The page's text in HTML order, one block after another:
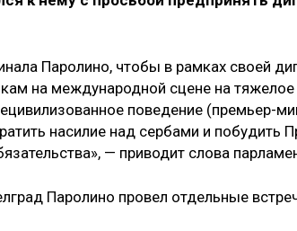
Паролино, чтобы в рамках своей
на международной сцене на
поведение (премьер-
насилие над сербами и побудить
— приводит слова
Паролино провел отдельные